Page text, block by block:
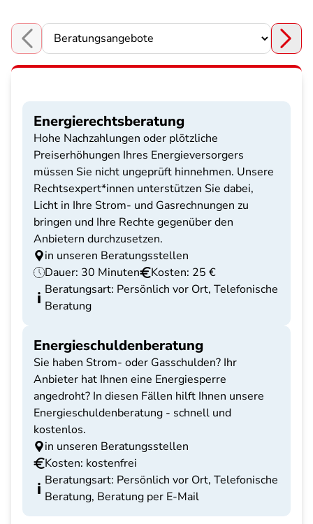
Choose a section
Energierechtsberatung
Hohe Nachzahlungen oder plötzliche
Preiserhöhungen Ihres Energieversorgers
müssen Sie nicht ungeprüft hinnehmen. Unsere
Rechtsexpert*innen unterstützen Sie dabei,
Licht in Ihre Strom- und Gasrechnungen zu
bringen und Ihre Rechte gegenüber den
Anbietern durchzusetzen.
in unseren Beratungsstellen
Dauer: 30 Minuten
Kosten: 25 €
Beratungsart: Persönlich vor Ort, Telefonische
Beratung
Energieschuldenberatung
Sie haben Strom- oder Gasschulden? Ihr
Anbieter hat Ihnen eine Energiesperre
angedroht? In diesen Fällen hilft Ihnen unsere
Energieschuldenberatung - schnell und
kostenlos.
in unseren Beratungsstellen
Kosten: kostenfrei
Beratungsart: Persönlich vor Ort, Telefonische
Beratung, Beratung per E-Mail